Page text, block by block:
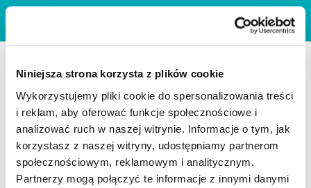
Niniejsza strona korzysta z plików cookie
Wykorzystujemy pliki cookie do spersonalizowania treści
i reklam, aby oferować funkcje społecznościowe i
analizować ruch w naszej witrynie. Informacje o tym, jak
korzystasz z naszej witryny, udostępniamy partnerom
społecznościowym, reklamowym i analitycznym.
Partnerzy mogą połączyć te informacje z innymi danymi